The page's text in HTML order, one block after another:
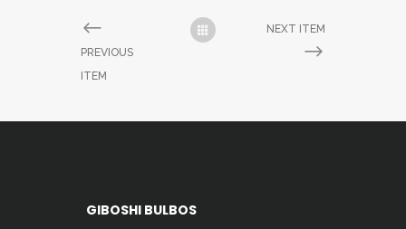
PREVIOUS
ITEM
NEXT ITEM
GIBOSHI BULBOS